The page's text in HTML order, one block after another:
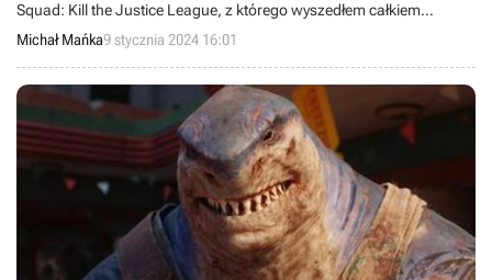
Squad: Kill the Justice League, z którego wyszedłem całkiem
zadowolony, choć wciąż zastanawiam się, kto w ogóle będzie chciał
w to grać.
Michał Mańka9 stycznia 2024 16:01